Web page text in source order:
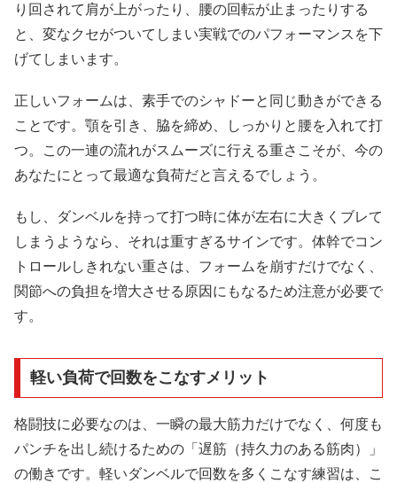
り回されて肩が上がったり、腰の回転が止まったりする
と、変なクセがついてしまい実戦でのパフォーマンスを下
げてしまいます。
正しいフォームは、素手でのシャドーと同じ動きができる
ことです。顎を引き、脇を締め、しっかりと腰を入れて打
つ。この一連の流れがスムーズに行える重さこそが、今の
あなたにとって最適な負荷だと言えるでしょう。
もし、ダンベルを持って打つ時に体が左右に大きくブレて
しまうようなら、それは重すぎるサインです。体幹でコン
トロールしきれない重さは、フォームを崩すだけでなく、
関節への負担を増大させる原因にもなるため注意が必要で
す。
軽い負荷で回数をこなすメリット
格闘技に必要なのは、一瞬の最大筋力だけでなく、何度も
パンチを出し続けるための「遅筋（持久力のある筋肉）」
の働きです。軽いダンベルで回数を多くこなす練習は、こ